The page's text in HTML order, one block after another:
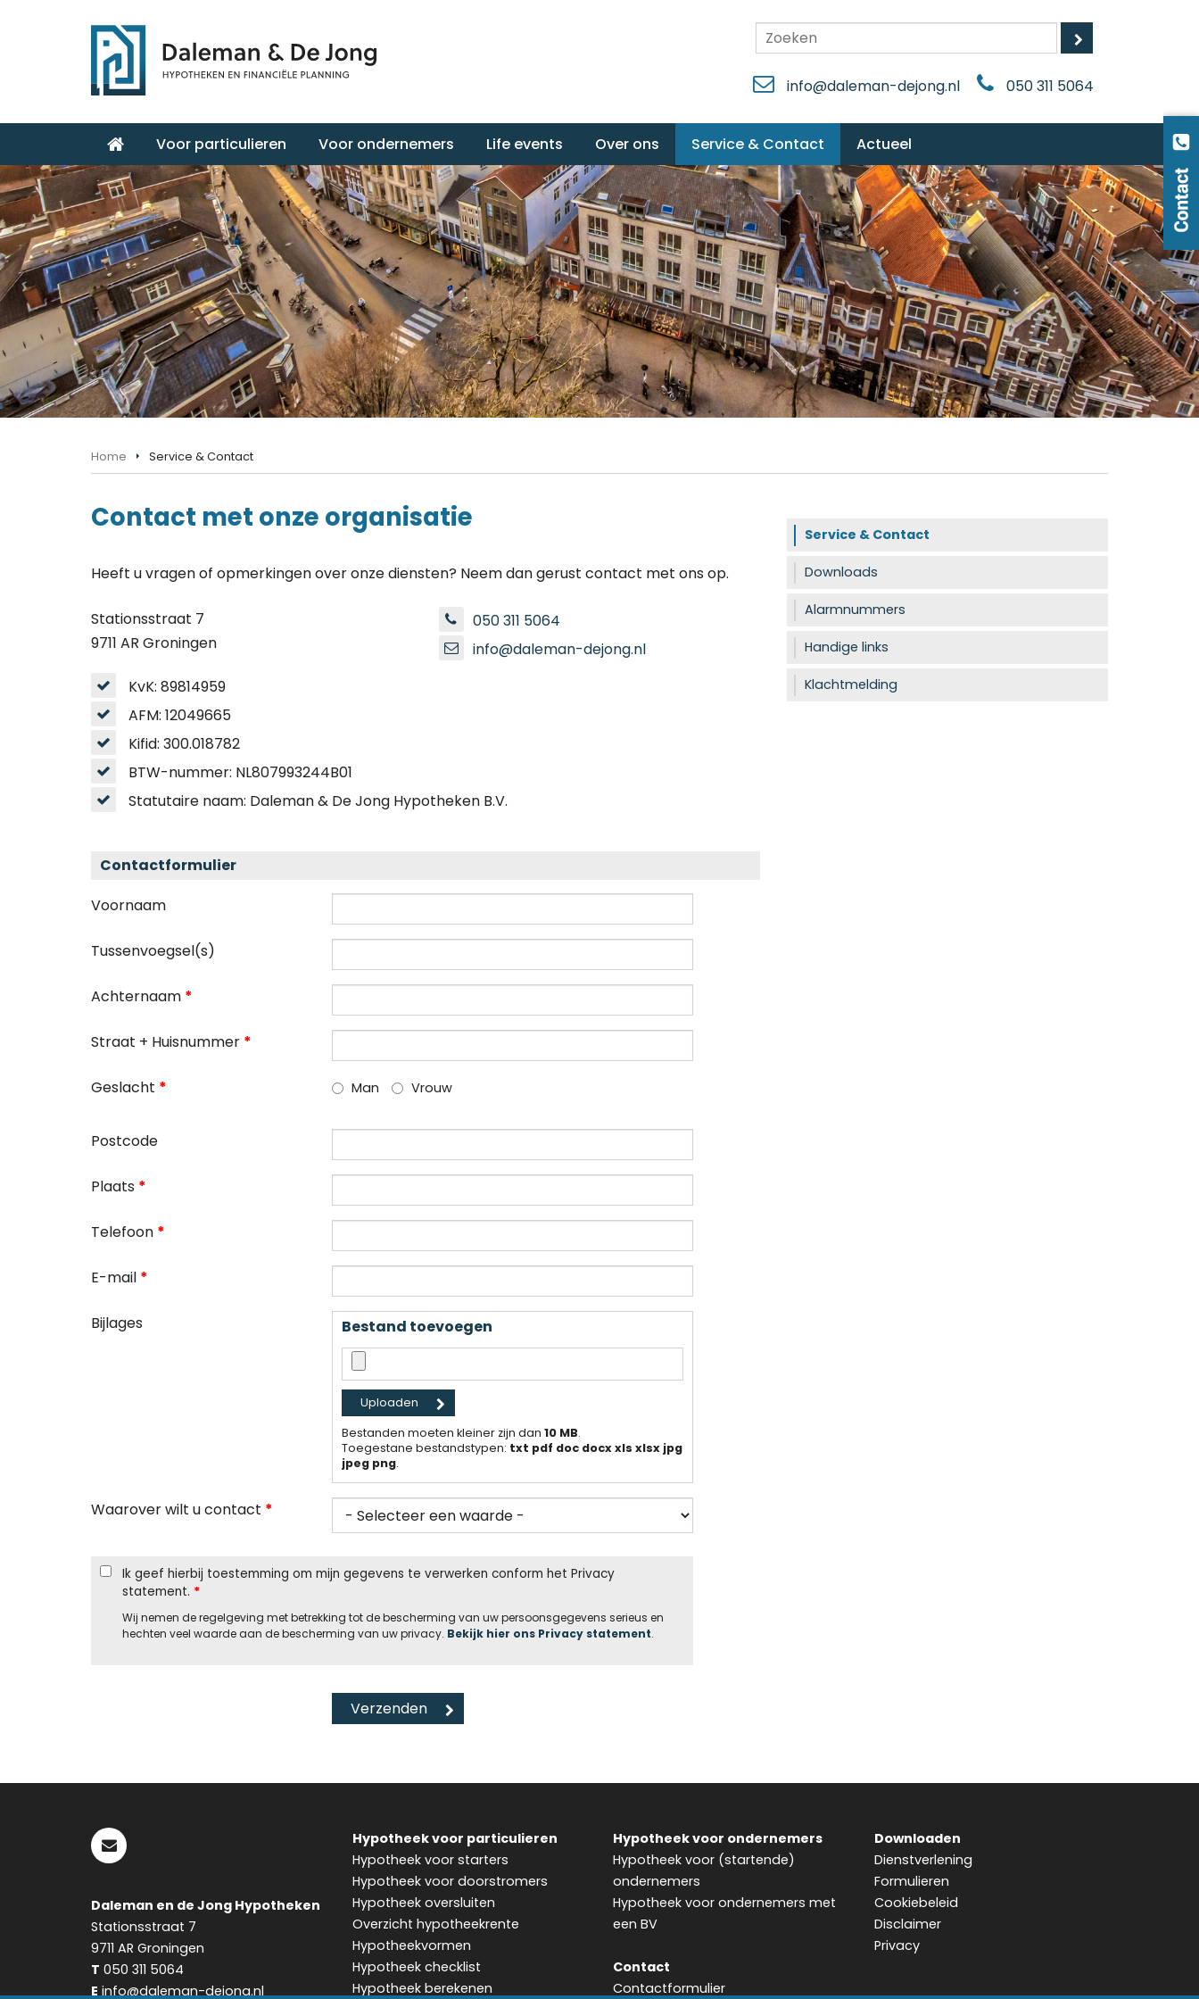
info@daleman-dejong.nl 050 311 5064
Voor particulieren Voor ondernemers Life events Over ons Service & Contact Actueel
Home Service & Contact
Contact met onze organisatie
Heeft u vragen of opmerkingen over onze diensten? Neem dan gerust contact met ons op.
Stationsstraat 7
9711 AR Groningen
050 311 5064
info@daleman-dejong.nl
KvK: 89814959
AFM: 12049665
Kifid: 300.018782
BTW-nummer: NL807993244B01
Statutaire naam: Daleman & De Jong Hypotheken B.V.
Contactformulier
Voornaam
Tussenvoegsel(s)
Achternaam *
Straat + Huisnummer *
Geslacht * Man Vrouw
Postcode
Plaats *
Telefoon *
E-mail *
Bijlages Bestand toevoegen
Bestanden moeten kleiner zijn dan 10 MB.
Toegestane bestandstypen: txt pdf doc docx xls xlsx jpg
jpeg png.
Waarover wilt u contact *
Ik geef hierbij toestemming om mijn gegevens te verwerken conform het Privacy
statement. *
Wij nemen de regelgeving met betrekking tot de bescherming van uw persoonsgegevens serieus en
hechten veel waarde aan de bescherming van uw privacy. Bekijk hier ons Privacy statement.
Service & Contact
Downloads
Alarmnummers
Handige links
Klachtmelding
Daleman en de Jong Hypotheken
Stationsstraat 7
9711 AR Groningen
T 050 311 5064
E info@daleman-dejong.nl
Hypotheek voor particulieren
Hypotheek voor starters
Hypotheek voor doorstromers
Hypotheek oversluiten
Overzicht hypotheekrente
Hypotheekvormen
Hypotheek checklist
Hypotheek berekenen
Hypotheek voor ondernemers
Hypotheek voor (startende)
ondernemers
Hypotheek voor ondernemers met
een BV
Contact
Contactformulier
Downloaden
Dienstverlening
Formulieren
Cookiebeleid
Disclaimer
Privacy